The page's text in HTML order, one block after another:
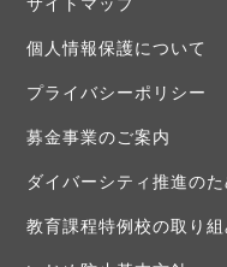
個人情報保護について
プライバシーポリシー
募金事業のご案内
ダイバーシティ推進の
教育課程特例校の取り組